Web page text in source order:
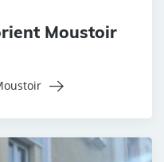
Moustoir